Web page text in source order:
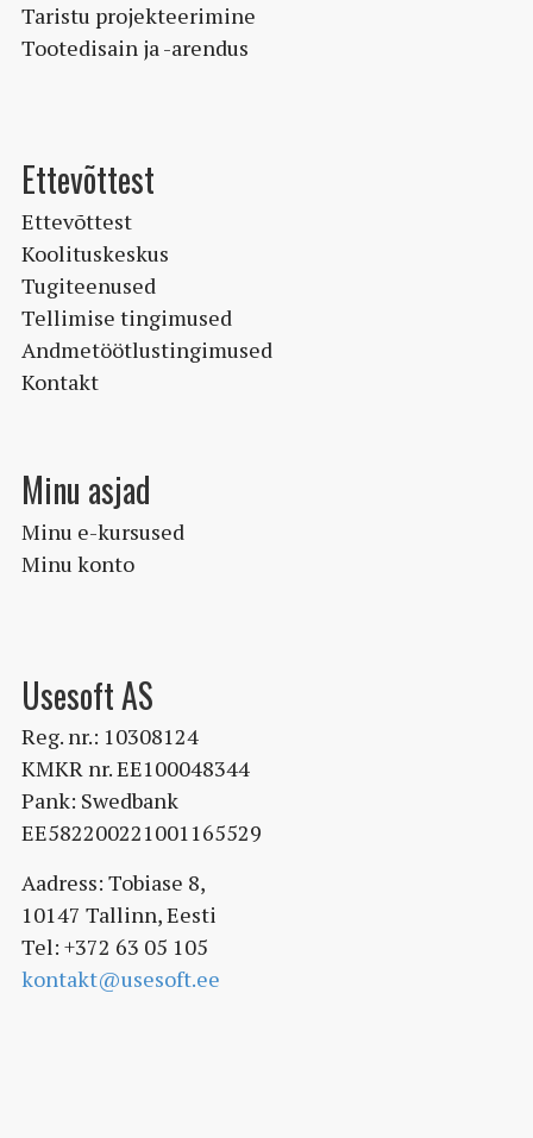
Taristu projekteerimine
Tootedisain ja -arendus
Ettevõttest
Ettevõttest
Koolituskeskus
Tugiteenused
Tellimise tingimused
Andmetöötlustingimused
Kontakt
Minu asjad
Minu e-kursused
Minu konto
Usesoft AS
Reg. nr.: 10308124
KMKR nr. EE100048344
Pank: Swedbank
EE582200221001165529
Aadress: Tobiase 8,
10147 Tallinn, Eesti
Tel: +372 63 05 105
kontakt@usesoft.ee